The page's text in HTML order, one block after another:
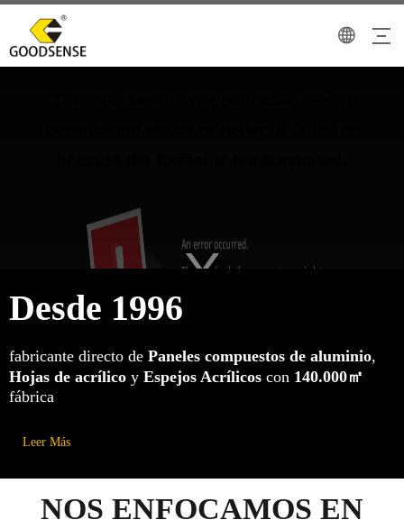
Desde 1996
fabricante directo de Paneles compuestos de aluminio,
Hojas de acrílico y Espejos Acrílicos con 140.000㎡
fábrica
Leer Más
NOS ENFOCAMOS EN